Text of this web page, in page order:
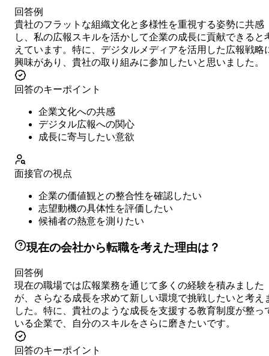
回答例
貴社のフラットな組織文化と多様性を重視する姿勢に共感
し、私の広報スキルを活かして企業の成長に貢献できると
えています。特に、デジタルメディアを活用した広報戦略
興味があり、貴社の取り組みに参加したいと思いました。
回答のキーポイント
企業文化への共感
デジタル広報への関心
成長に寄与したい意欲
面接官の視点
企業の価値観との整合性を確認したい
志望動機の具体性を評価したい
候補者の熱意を測りたい
現在の会社から転職を考えた理由は？
回答例
現在の職場では広報業務を通じて多くの経験を積みました
が、さらなる成長を求めて新しい環境で挑戦したいと考え
した。特に、貴社のような成長を支援する教育制度が整っ
いる企業で、自分のスキルをさらに磨きたいです。
回答のキーポイント